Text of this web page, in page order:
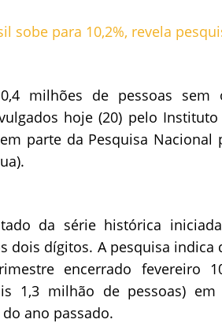
milhões de pessoas sem
hoje (20) pelo
parte da Pesquisa
da série histórica
dois dígitos. A pesquisa
encerrado fevereiro
1,3 milhão de pessoas)
ano passado.